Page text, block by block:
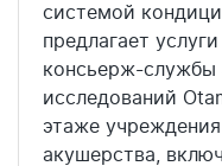
системой
предлагает
консьерж-службы
исследований
этаже
акушерства,